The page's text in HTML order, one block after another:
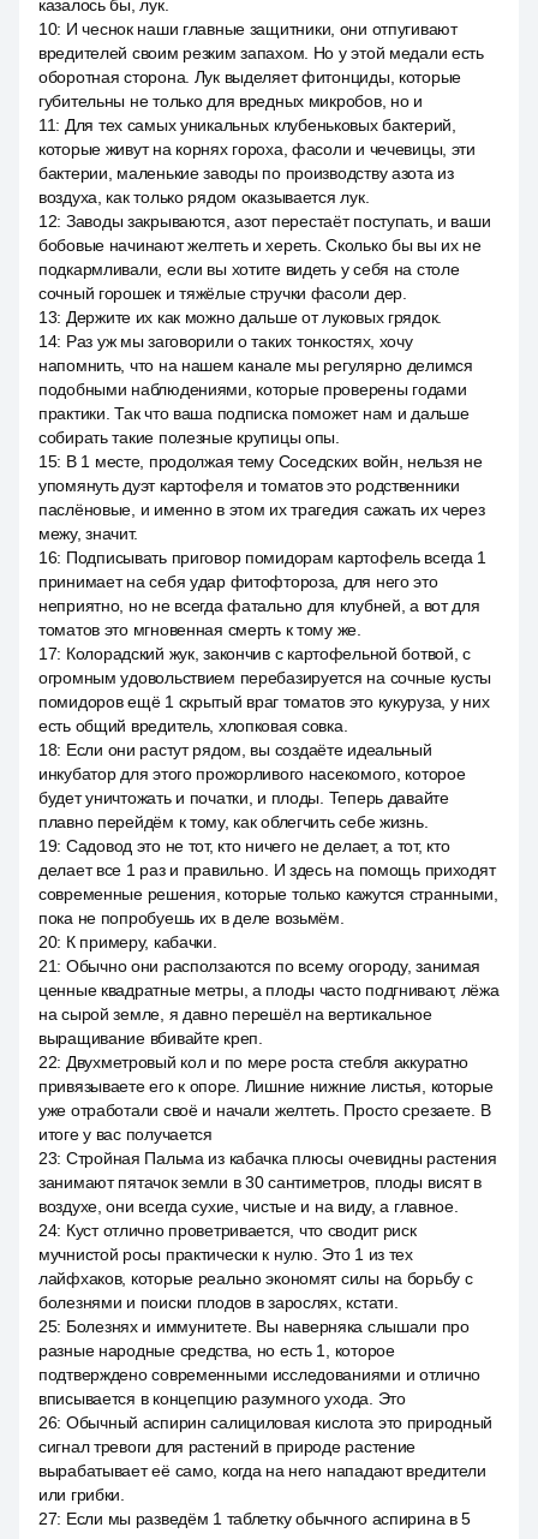
казалось бы, лук.
10: И чеснок наши главные защитники, они отпугивают
вредителей своим резким запахом. Но у этой медали есть
оборотная сторона. Лук выделяет фитонциды, которые
губительны не только для вредных микробов, но и
11: Для тех самых уникальных клубеньковых бактерий,
которые живут на корнях гороха, фасоли и чечевицы, эти
бактерии, маленькие заводы по производству азота из
воздуха, как только рядом оказывается лук.
12: Заводы закрываются, азот перестаёт поступать, и ваши
бобовые начинают желтеть и хереть. Сколько бы вы их не
подкармливали, если вы хотите видеть у себя на столе
сочный горошек и тяжёлые стручки фасоли дер.
13: Держите их как можно дальше от луковых грядок.
14: Раз уж мы заговорили о таких тонкостях, хочу
напомнить, что на нашем канале мы регулярно делимся
подобными наблюдениями, которые проверены годами
практики. Так что ваша подписка поможет нам и дальше
собирать такие полезные крупицы опы.
15: В 1 месте, продолжая тему Соседских войн, нельзя не
упомянуть дуэт картофеля и томатов это родственники
паслёновые, и именно в этом их трагедия сажать их через
межу, значит.
16: Подписывать приговор помидорам картофель всегда 1
принимает на себя удар фитофтороза, для него это
неприятно, но не всегда фатально для клубней, а вот для
томатов это мгновенная смерть к тому же.
17: Колорадский жук, закончив с картофельной ботвой, с
огромным удовольствием перебазируется на сочные кусты
помидоров ещё 1 скрытый враг томатов это кукуруза, у них
есть общий вредитель, хлопковая совка.
18: Если они растут рядом, вы создаёте идеальный
инкубатор для этого прожорливого насекомого, которое
будет уничтожать и початки, и плоды. Теперь давайте
плавно перейдём к тому, как облегчить себе жизнь.
19: Садовод это не тот, кто ничего не делает, а тот, кто
делает все 1 раз и правильно. И здесь на помощь приходят
современные решения, которые только кажутся странными,
пока не попробуешь их в деле возьмём.
20: К примеру, кабачки.
21: Обычно они расползаются по всему огороду, занимая
ценные квадратные метры, а плоды часто подгнивают, лёжа
на сырой земле, я давно перешёл на вертикальное
выращивание вбивайте креп.
22: Двухметровый кол и по мере роста стебля аккуратно
привязываете его к опоре. Лишние нижние листья, которые
уже отработали своё и начали желтеть. Просто срезаете. В
итоге у вас получается
23: Стройная Пальма из кабачка плюсы очевидны растения
занимают пятачок земли в 30 сантиметров, плоды висят в
воздухе, они всегда сухие, чистые и на виду, а главное.
24: Куст отлично проветривается, что сводит риск
мучнистой росы практически к нулю. Это 1 из тех
лайфхаков, которые реально экономят силы на борьбу с
болезнями и поиски плодов в зарослях, кстати.
25: Болезнях и иммунитете. Вы наверняка слышали про
разные народные средства, но есть 1, которое
подтверждено современными исследованиями и отлично
вписывается в концепцию разумного ухода. Это
26: Обычный аспирин салициловая кислота это природный
сигнал тревоги для растений в природе растение
вырабатывает её само, когда на него нападают вредители
или грибки.
27: Если мы разведём 1 таблетку обычного аспирина в 5